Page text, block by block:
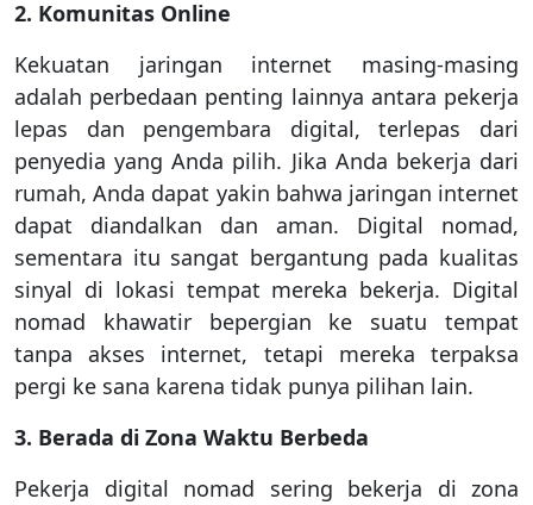
2. Komunitas Online
Kekuatan jaringan internet masing-masing
adalah perbedaan penting lainnya antara pekerja
lepas dan pengembara digital, terlepas dari
penyedia yang Anda pilih. Jika Anda bekerja dari
rumah, Anda dapat yakin bahwa jaringan internet
dapat diandalkan dan aman. Digital nomad,
sementara itu sangat bergantung pada kualitas
sinyal di lokasi tempat mereka bekerja. Digital
nomad khawatir bepergian ke suatu tempat
tanpa akses internet, tetapi mereka terpaksa
pergi ke sana karena tidak punya pilihan lain.
3. Berada di Zona Waktu Berbeda
Pekerja digital nomad sering bekerja di zona